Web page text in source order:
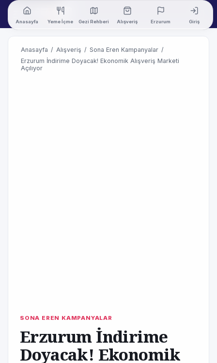
Anasayfa Yeme İçme Gezi Rehberi Alışveriş Erzurum Giriş
Anasayfa / Alışveriş / Sona Eren Kampanyalar /
Erzurum İndirime Doyacak! Ekonomik Alışveriş Marketi
Açılıyor
SONA EREN KAMPANYALAR
Erzurum İndirime
Doyacak! Ekonomik